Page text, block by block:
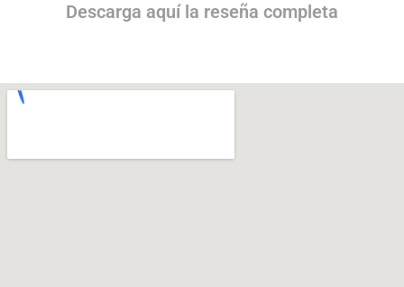
Descarga aquí la reseña completa